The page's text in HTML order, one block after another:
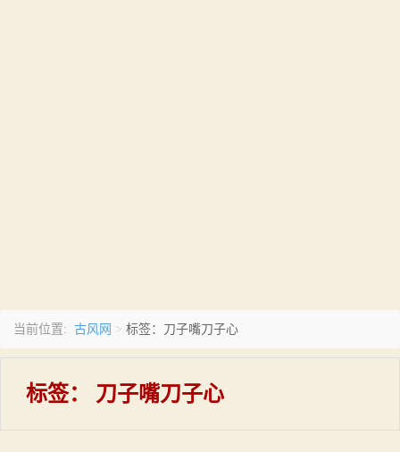
当前位置: 古风网 > 标签：刀子嘴刀子心
标签： 刀子嘴刀子心